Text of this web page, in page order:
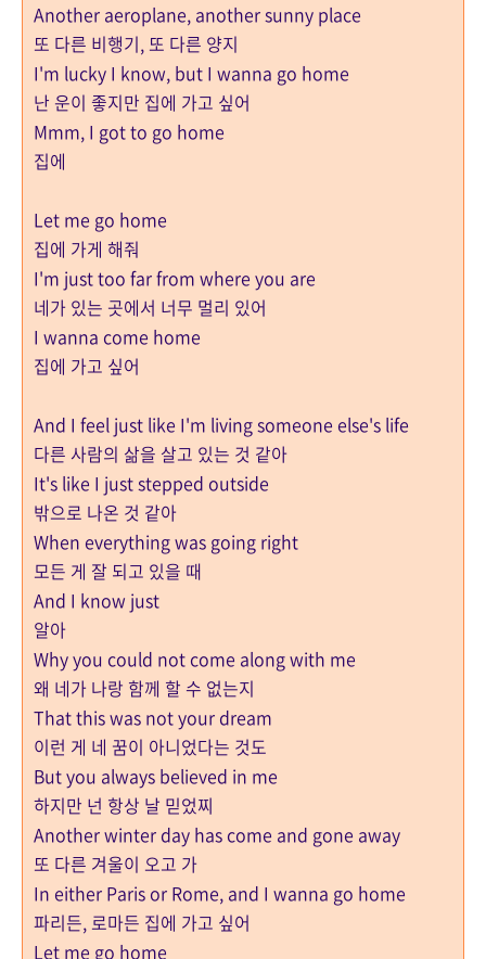
Another aeroplane, another sunny place
또 다른 비행기, 또 다른 양지
I'm lucky I know, but I wanna go home
난 운이 좋지만 집에 가고 싶어
Mmm, I got to go home
집에
Let me go home
집에 가게 해줘
I'm just too far from where you are
네가 있는 곳에서 너무 멀리 있어
I wanna come home
집에 가고 싶어
And I feel just like I'm living someone else's life
다른 사람의 삶을 살고 있는 것 같아
It's like I just stepped outside
밖으로 나온 것 같아
When everything was going right
모든 게 잘 되고 있을 때
And I know just
알아
Why you could not come along with me
왜 네가 나랑 함께 할 수 없는지
That this was not your dream
이런 게 네 꿈이 아니었다는 것도
But you always believed in me
하지만 넌 항상 날 믿었찌
Another winter day has come and gone away
또 다른 겨울이 오고 가
In either Paris or Rome, and I wanna go home
파리든, 로마든 집에 가고 싶어
Let me go home